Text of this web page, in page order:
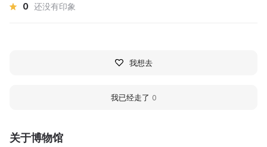
关于博物馆
0 还没有印象
我想去
我已经走了 0